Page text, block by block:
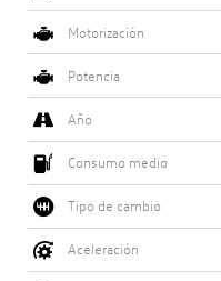
Motorización
Potencia
Año
Consumo medio
Tipo de cambio
Aceleración